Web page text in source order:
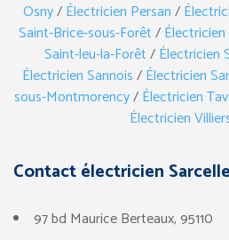
Osny/Électricien Persan/
Saint-Brice-sous-Forêt/
Saint-leu-la-Forêt/Électricien
Électricien Sannois/Électricien
sous-Montmorency/Électricien
Électricien
Contact électricien
97 bd Maurice Berteaux, 95110